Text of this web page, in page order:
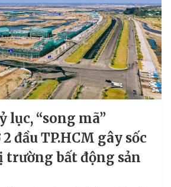
lục, “song mã”
đầu TP.HCM gây sốc
trường bất động sản